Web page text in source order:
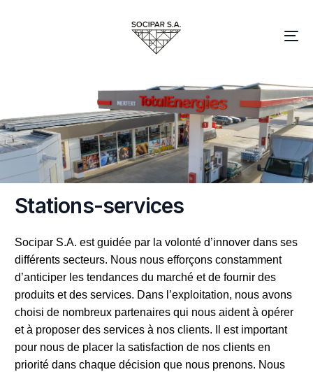
Stations-services
Socipar S.A. est guidée par la volonté d’innover dans ses
différents secteurs. Nous nous efforçons constamment
d’anticiper les tendances du marché et de fournir des
produits et desservices. Dans l’exploitation, nous avons
choisi de nombreux partenaires qui nous aidentà opérer
et à proposer des services à nos clients. Il est important
pour nous de placer la satisfaction de nos clients en
priorité dans chaque décision que nous prenons. Nous